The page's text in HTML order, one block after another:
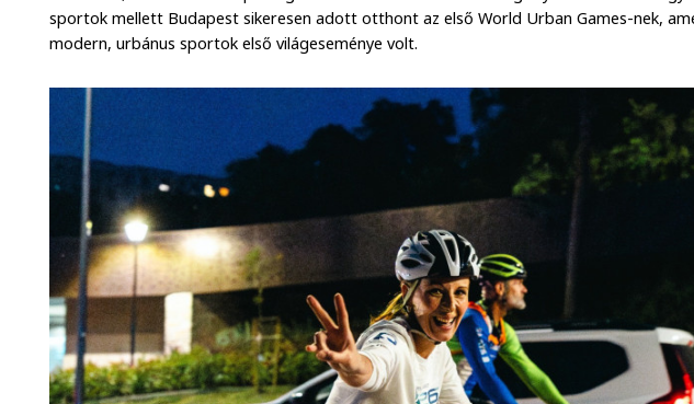
sportok mellett Budapest sikeresen adott otthont az első World Urban Games-nek,
modern, urbánus sportok első világeseménye volt.